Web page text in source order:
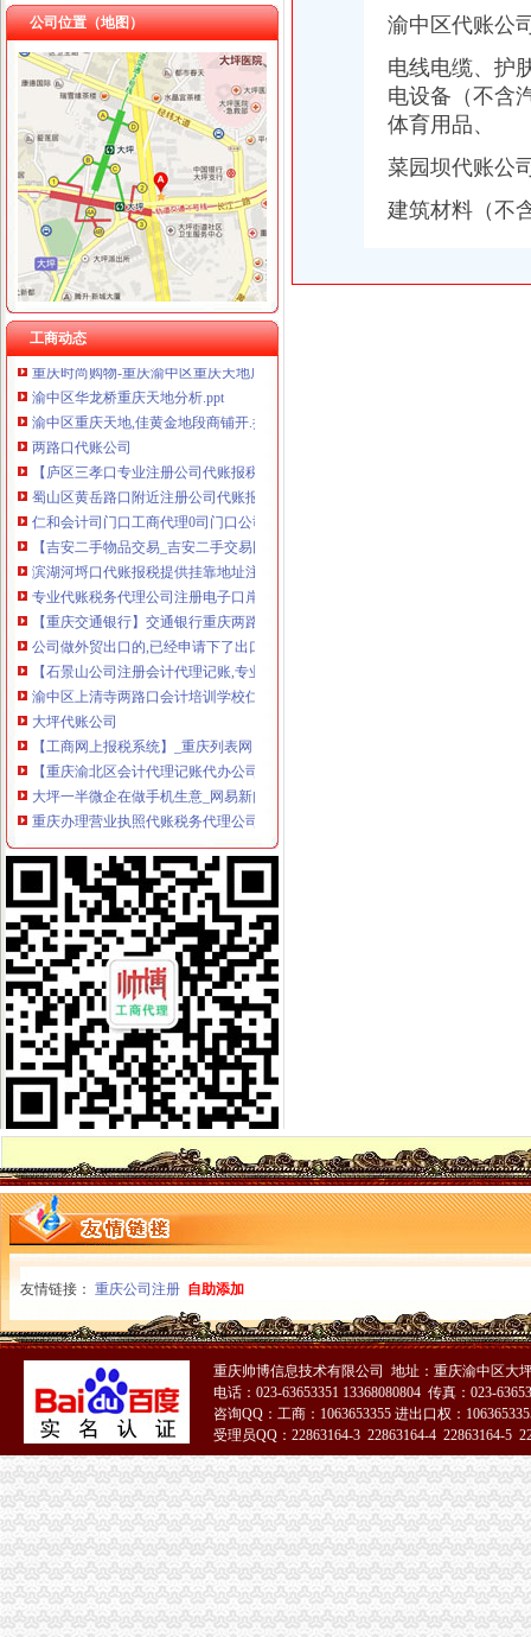
川思博机械有限责任公司重庆分公司 渝江 （工商注册）
公司位置（地图）
工商动态
渝中区重庆天地
重庆渝中区的重庆天地除了琳琅,还有哪些地方可以接办宴？_搜
重庆市渝中区人民
请问渝中区重庆天地这附近有什么送外卖的啊急求_重庆吧_百度贴吧
渝中区重庆天地精装两房绝版户型限量团购热销,重庆天地二手房,
投诉渝中区重庆天地雍江艺庭小区物管_重庆市公开信箱
渝中：免费上网区域扩展到大坪和重庆天地——人民网·重庆视窗—
渝中区重庆天地雍江翠璟楼层低带车位出售欢迎实地看房,重庆渝中
重庆时尚购物-重庆渝中区重庆天地店铺-重庆天地店铺简介及重庆天地
渝中区华龙桥重庆天地分析.ppt
渝中区重庆天地,佳黄金地段商铺开.抢,重庆渝中李子坝重庆天地商
两路口代账公司
【庐区三孝口专业注册公司代账报税欢迎来电咨询丁莉免费申请一
蜀山区黄岳路口附近注册公司代账报税找江秀秀低价注册-合肥58同城
仁和会计司门口工商代理0司门口公司注册0司门口代账-湖北武汉会计
【吉安二手物品交易_吉安二手交易网_江西吉安二手交易市场】-【7】
滨湖河埒口代账报税提供挂靠地址注册公司财税咨询-无锡58同城
专业代账税务代理公司注册电子口岸-青青岛社区
【重庆交通银行】交通银行重庆两路口_电话_地址_地图-卡盟网
公司做外贸出口的,已经申请下了出口退税权,汉口的仁和会计代账公
【石景山公司注册会计代理记账,专业代账/对账】-石景山衙门口易登
渝中区上清寺两路口会计培训学校仁和会计学校_志趣网
大坪代账公司
【工商网上报税系统】_重庆列表网
【重庆渝北区会计代理记账代办公司,价比选亿源财税】价
大坪一半微企在做手机生意_网易新闻
重庆办理营业执照代账税务代理公司注册可提供地址-直辖市重庆专利
重庆帅博工商_代办分公司注册_分公司注销_代理记账_重庆进出口许
渝贤财务_汇博人才网
景德镇乐平资产评估公司|景德镇乐平资产评估-景德镇乐平酷易搜
【重庆一心财务咨询有限公司招聘_新招聘信息】-前程无忧官方招聘
专业代办公司注册、代理记账、专项审批等欢迎来电咨询_志趣网
大坪有哪些代账公司_列表网问答
渝中区代账公司流程
桐君阁：关于召开公司2013年年度股东大会的通知_证券之星
[年报]重庆路桥：2011年年度报告-[中财网]
金融及其他服务业岗位需求-两江新区官网
重庆联合产权交易所项目公告专栏-搜狐滚动
关于横竖-重庆横竖房地产顾问有限公司
恒天天鹅股份有限公司关于控股股东拟协议转让公司部分股份公开征
东西湖代账公司流程及费用-中介代理-番禺社区网
重庆渝中区重庆代帐公司工商行政管理的主要方法-直辖市重庆工商信息
僵尸车-搜百科
重庆到荣成物流托运公司-货运部-濮网
渝中区代账公司
关于永川区副局长张道国、经支队副队长吕正彬等人对永福公
（中天光美地）4幢-1层8号、3号车库负1层车位60号停车用房和渝
可上门签约_重庆公司注册_代办公司_代理工商注册登记_分公司_个体
【重庆其它服务|其它服务】-重庆知了信息网
贷款频道_重庆资讯_腾讯·大渝网
新会计服务新闻-新会计服务动态、热门会计服务新闻-热门会计服
【达州其他_达州其他公司】-达州百姓网
重庆星都大厦15处房产拍卖-渝中区办公商务楼拍卖公告-众拍网
代账公司
专业代账,公司注册-泰州58同城
池州财务公司|池州代账公司|池州会计公司|池州嘉禾财务咨询有限公司
以代账公司为平台创新会计专业实训模式
新一代专业代账公司-帮帮帐（代理注册-代账报税-代-镇江58同城
渝中区代账公
电线电缆、护
电设备（不含
体育用品、
菜园坝代账公
建筑材料（不
友情链接： 重庆公司注册 自助添加
重庆帅博信息技术有限公司 地址：重庆渝中区大
电话：023-63653351 13368080804 传真：023-
咨询QQ：工商：1063653355 进出口权：
受理员QQ：22863164-3 22863164-4 22863164-5
51La